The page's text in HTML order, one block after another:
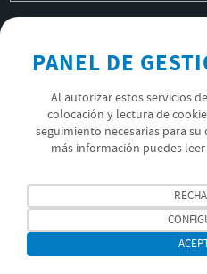
POLÍTICA DE PRIVACIDAD
ÚNETE AL EQUIPO SOPREMA
PANEL DE
Al autorizar estos servicios
colocación y lectura de
seguimiento necesarias para
más información puedes